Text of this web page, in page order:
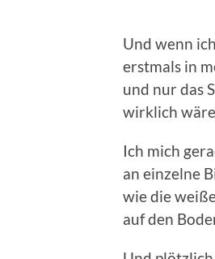
Und wenn
erstmals in
und nur das
wirklich
Ich mich
an einzelne
wie die
auf den